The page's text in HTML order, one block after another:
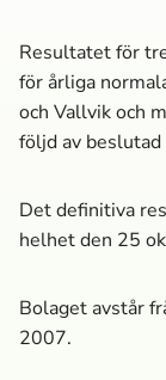
Resultatet för
för årliga
och Vallvik och
följd av
Det definitiva
helhet den 25
Bolaget avstår
2007.